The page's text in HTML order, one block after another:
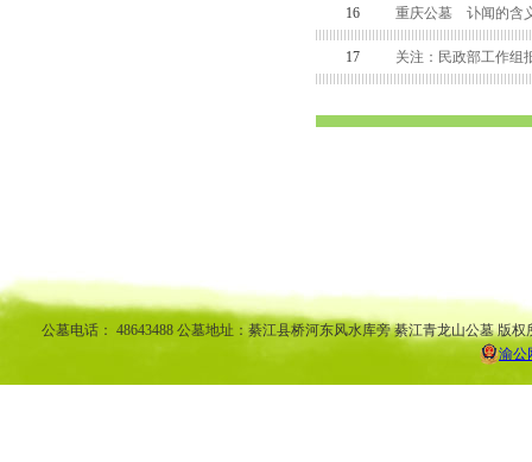
16 重庆公墓 讣闻的含
17 关注：民政部工作组
公墓电话： 48643488 公墓地址：綦江县桥河东风水库旁 綦江青龙山公墓 版
渝公